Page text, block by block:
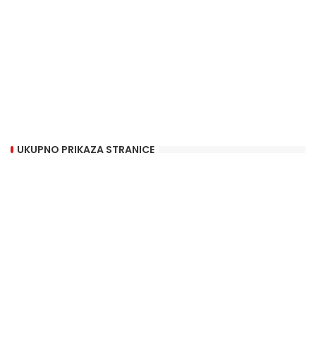
UKUPNO PRIKAZA STRANICE